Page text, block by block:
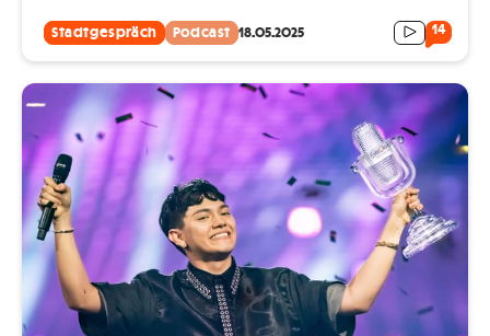
Stadtgespräch Podcast 18.05.2025 14